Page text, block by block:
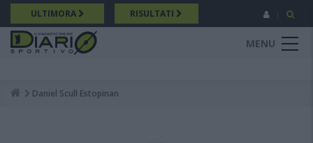
Salta
al
contenuto
principale
ULTIMORA RISULTATI
MENU
Breadcrumb
Daniel Scull Estopinan